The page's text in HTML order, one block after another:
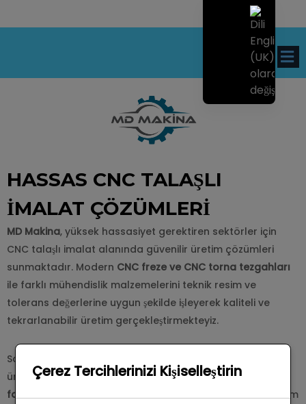
HASSAS CNC TALAŞLI
İMALAT ÇÖZÜMLERI
MD Makina, yüksek hassasiyet gerektiren sektörler için
CNC talaşlı imalat alanında güvenilir üretim çözümleri
sunmaktadır. Modern CNC freze ve CNC torna tezgahları
ile farklı mühendislik malzemelerini teknik resim ve
tolerans değerlerine uygun şekilde işleyerek kaliteli ve
tekrarlanabilir üretim gerçekleştirmekteyiz.
Savunma sanayi, otomotiv, makine imalatı ve endüstriyel
üretim alanlarında ihtiyaç duyulanmekanik parçaların
fason üretimi, deneyimli teknik kadromuz ve gelişmiş üretim
Çerez Tercihlerinizi Kişiselleştirin